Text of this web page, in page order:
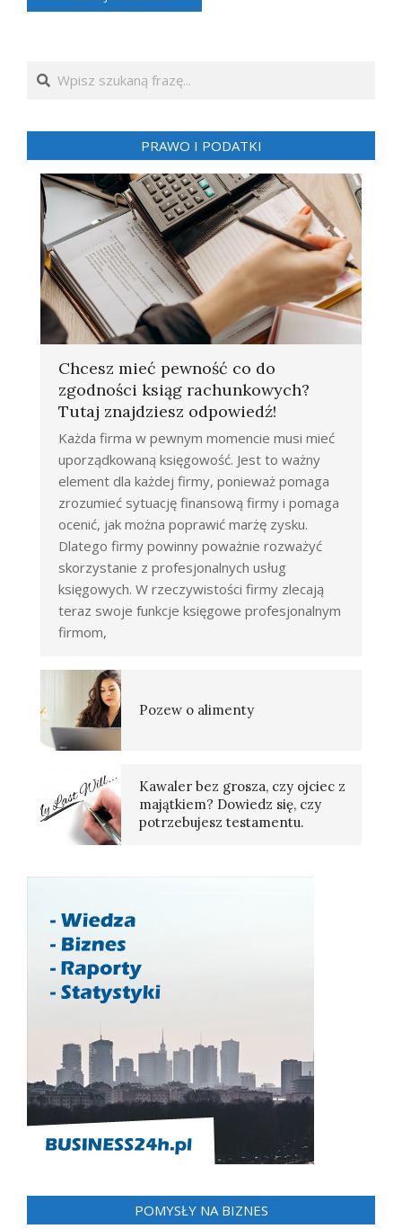
Search
PRAWO I PODATKI
Chcesz mieć pewność co do
zgodności ksiąg rachunkowych?
Tutaj znajdziesz odpowiedź!
Każda firma w pewnym momencie musi mieć
uporządkowaną księgowość. Jest to ważny
element dla każdej firmy, ponieważ pomaga
zrozumieć sytuację finansową firmy i pomaga
ocenić, jak można poprawić marżę zysku.
Dlatego firmy powinny poważnie rozważyć
skorzystanie z profesjonalnych usług
księgowych. W rzeczywistości firmy zlecają
teraz swoje funkcje księgowe profesjonalnym
firmom,
Pozew o alimenty
Kawaler bez grosza, czy ojciec z
majątkiem? Dowiedz się, czy
potrzebujesz testamentu.
POMYSŁY NA BIZNES